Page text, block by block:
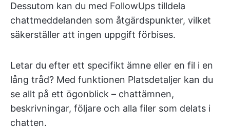
Dessutom kan du med FollowUps tilldela
chattmeddelanden som åtgärdspunkter, vilket
säkerställer att ingen uppgift förbises.
Letar du efter ett specifikt ämne eller en fil i en
lång tråd? Med funktionen Platsdetaljer kan du
se allt på ett ögonblick – chattämnen,
beskrivningar, följare och alla filer som delats i
chatten.